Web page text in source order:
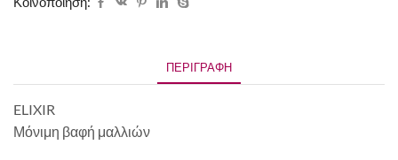
ΠΕΡΙΓΡΑΦΉ
ELIXIR
Μόνιμη βαφή μαλλιών